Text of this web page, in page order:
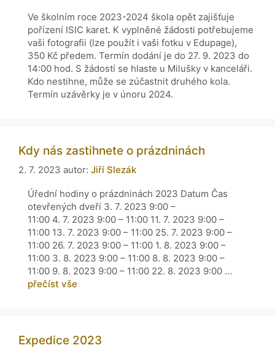
Ve školním roce 2023-2024 škola opět zajišťuje
pořízení ISIC karet. K vyplněné žádosti potřebujeme
vaši fotografii (lze použít i vaši fotku v Edupage),
350 Kč předem. Termín dodání je do 27. 9. 2023 do
14:00 hod. S žádostí se hlaste u Milušky v kanceláři.
Kdo nestihne, může se zúčastnit druhého kola.
Termín uzávěrky je v únoru 2024.
Kdy nás zastihnete o prázdninách
2. 7. 2023 autor: Jiří Slezák
Úřední hodiny o prázdninách 2023 Datum Čas
otevřených dveří 3. 7. 2023 9:00 –
11:00 4. 7. 2023 9:00 – 11:00 11. 7. 2023 9:00 –
11:00 13. 7. 2023 9:00 – 11:00 25. 7. 2023 9:00 –
11:00 26. 7. 2023 9:00 – 11:00 1. 8. 2023 9:00 –
11:00 3. 8. 2023 9:00 – 11:00 8. 8. 2023 9:00 –
11:00 9. 8. 2023 9:00 – 11:00 22. 8. 2023 9:00 …
přečíst vše
Expedice 2023